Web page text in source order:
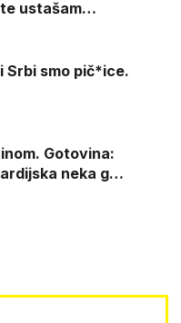
ustašam…
Srbi smo pič*ice.
neka g…